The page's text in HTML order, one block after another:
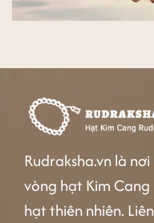
Rudraksha.vn là
vòng hạt Kim
hạt thiên nhiên.